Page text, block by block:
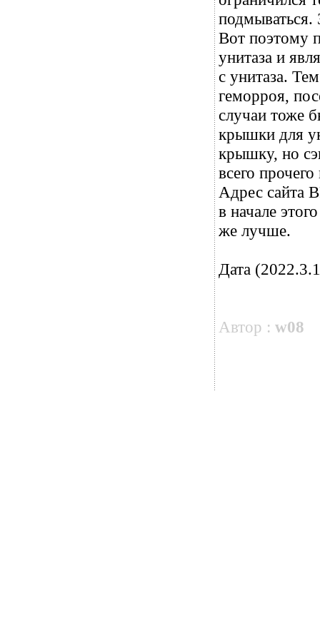
подмываться.
Вот поэтому
унитаза и
с унитаза.
геморроя,
случаи тоже
крышки для
крышку, но
всего
Адрес сайта
в начале
же лучше.
Дата
Автор : w08